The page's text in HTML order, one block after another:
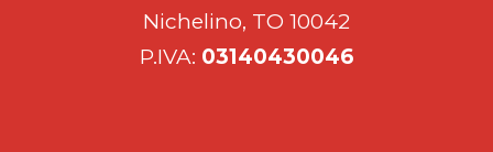
Nichelino, TO 10042
P.IVA: 03140430046